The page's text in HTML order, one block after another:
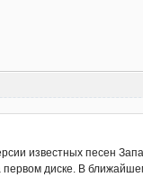
известных песен
первом диске. В